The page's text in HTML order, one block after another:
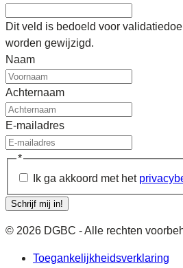
Dit veld is bedoeld voor
worden gewijzigd.
Naam
Achternaam
E-mailadres
*
Ik ga akkoord met het
Schrijf mij in!
© 2026 DGBC - Alle rechten
Toegankelijkheidsverklaring